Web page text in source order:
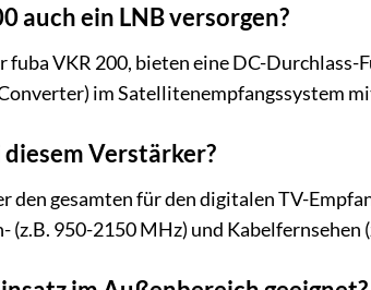
auch ein LNB versorgen?
VKR 200, bieten eine DC-
im Satellitenempfangssystem
Verstärker?
den gesamten für den digitalen TV-
950-2150 MHz) und Kabelfernsehen